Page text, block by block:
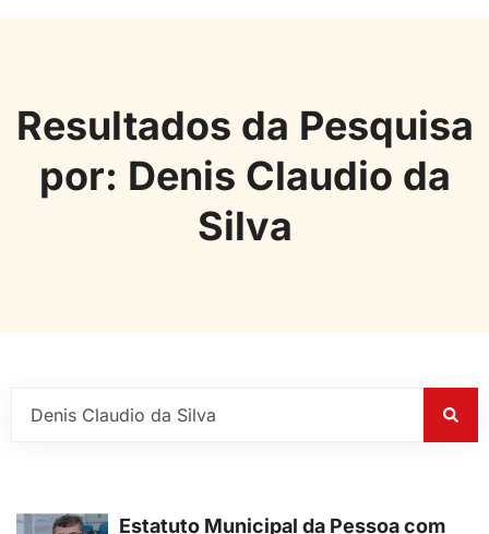
Resultados da Pesquisa
por: Denis Claudio da
Silva
Estatuto Municipal da Pessoa com